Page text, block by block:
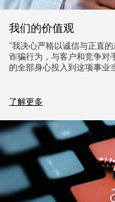
我们的价值观
“我决心严格以诚信与正直
诈骗行为，与客户和竞争对
的全部身心投入到这项事业
了解更多